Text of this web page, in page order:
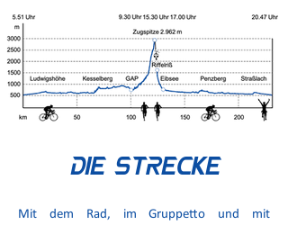
Die Strecke
Mit dem Rad, im Gruppetto und mit